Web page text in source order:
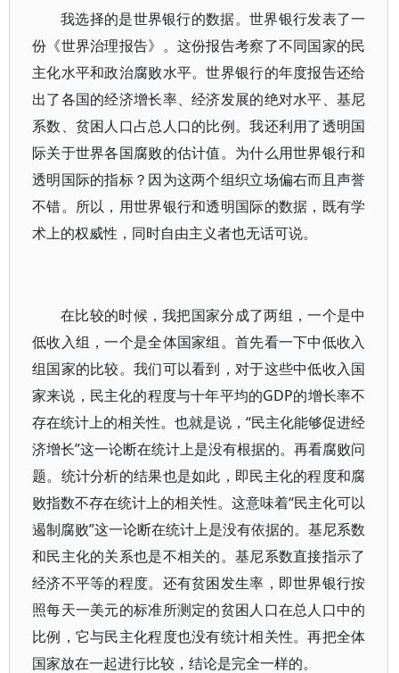
我选择的是世界银行的数据。世界银行发表了一
份《世界治理报告》。这份报告考察了不同国家的民
主化水平和政治腐败水平。世界银行的年度报告还给
出了各国的经济增长率、经济发展的绝对水平、基尼
系数、贫困人口占总人口的比例。我还利用了透明国
际关于世界各国腐败的估计值。为什么用世界银行和
透明国际的指标？因为这两个组织立场偏右而且声誉
不错。所以，用世界银行和透明国际的数据，既有学
术上的权威性，同时自由主义者也无话可说。
在比较的时候，我把国家分成了两组，一个是中
低收入组，一个是全体国家组。首先看一下中低收入
组国家的比较。我们可以看到，对于这些中低收入国
家来说，民主化的程度与十年平均的GDP的增长率不
存在统计上的相关性。也就是说，“民主化能够促进经
济增长”这一论断在统计上是没有根据的。再看腐败问
题。统计分析的结果也是如此，即民主化的程度和腐
败指数不存在统计上的相关性。这意味着“民主化可以
遏制腐败”这一论断在统计上是没有依据的。基尼系数
和民主化的关系也是不相关的。基尼系数直接指示了
经济不平等的程度。还有贫困发生率，即世界银行按
照每天一美元的标准所测定的贫困人口在总人口中的
比例，它与民主化程度也没有统计相关性。再把全体
国家放在一起进行比较，结论是完全一样的。